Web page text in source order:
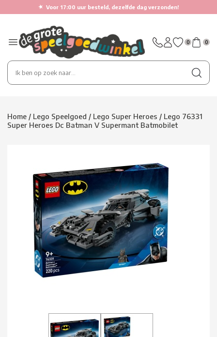
★ Voor 17:00 uur besteld, dezelfde dag verzonden!
0 0
Home / Lego Speelgoed / Lego Super Heroes / Lego 76331
Super Heroes Dc Batman V Supermant Batmobilet